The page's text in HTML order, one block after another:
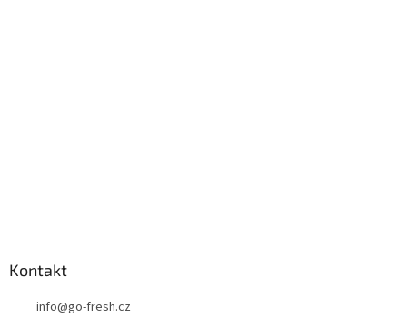
Kontakt
info@go-fresh.cz